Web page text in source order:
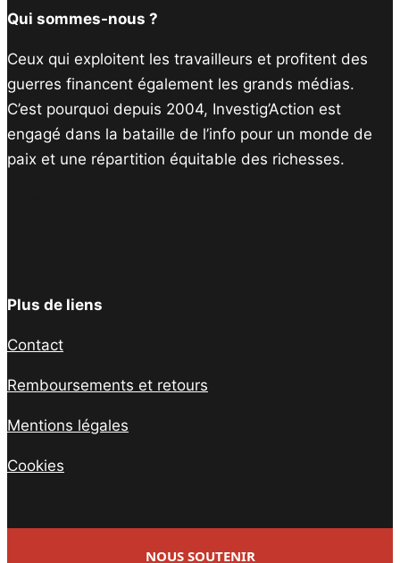
Qui sommes-nous ?
Ceux qui exploitent les travailleurs et profitent des
guerres financent également les grands médias.
C’est pourquoi depuis 2004, Investig’Action est
engagé dans la bataille de l’info pour un monde de
paix et une répartition équitable des richesses.
Plus de liens
Contact
Remboursements et retours
Mentions légales
Cookies
NOUS SOUTENIR